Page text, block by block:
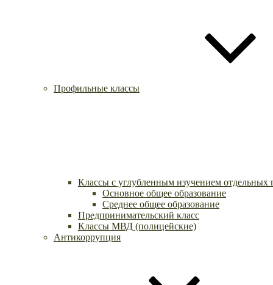
Профильные классы
Классы с углубленным изучением отдельных
Основное общее образование
Среднее общее образование
Предпринимательский класс
Классы МВД (полицейские)
Антикоррупция